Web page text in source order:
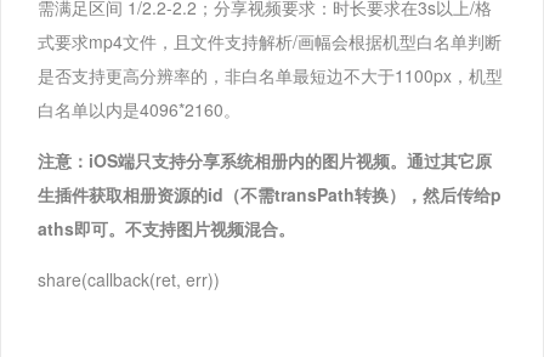
需满足区间 1/2.2-2.2；分享视频要求：时长要求在3s以上/格
式要求mp4文件，且文件支持解析/画幅会根据机型白名单判断
是否支持更高分辨率的，非白名单最短边不大于1100px，机型
白名单以内是4096*2160。
注意：iOS端只支持分享系统相册内的图片视频。通过其它原
生插件获取相册资源的id（不需transPath转换），然后传给p
aths即可。不支持图片视频混合。
share(callback(ret, err))